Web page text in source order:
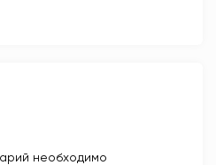
необходимо